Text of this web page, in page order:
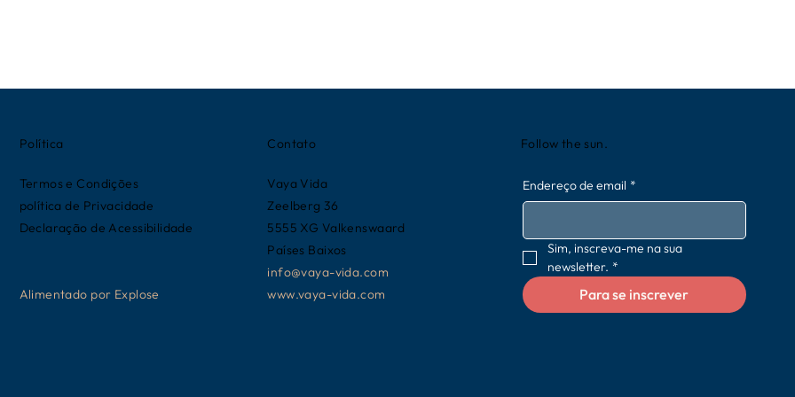
Política
Termos e Condições
política de Privacidade
Declaração de Acessibilidade
Alimentado por Explose
Contato
Vaya Vida
Zeelberg 36
5555 XG Valkenswaard
Países Baixos
info@vaya-vida.com
www.vaya-vida.com
Follow the sun.
Endereço de email *
Sim, inscreva-me na sua
newsletter. *
Para se inscrever